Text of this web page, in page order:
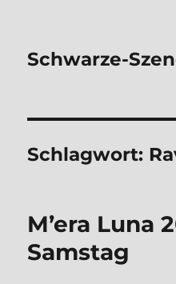
Schwarze-
Schlagwort:
M’era Luna
Sams­tag